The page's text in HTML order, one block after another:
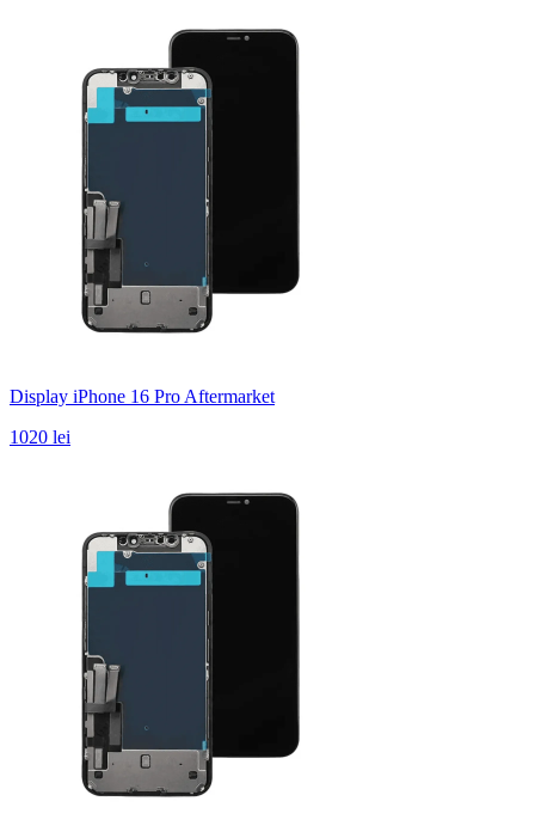
Display iPhone 16 Pro Aftermarket
1020 lei